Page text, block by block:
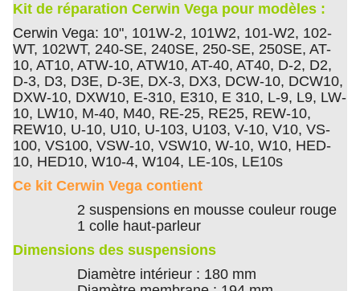
Kit de réparation Cerwin Vega pour modèles :
Cerwin Vega: 10", 101W-2, 101W2, 101-W2, 102-
WT, 102WT, 240-SE, 240SE, 250-SE, 250SE, AT-
10, AT10, ATW-10, ATW10, AT-40, AT40, D-2, D2,
D-3, D3, D3E, D-3E, DX-3, DX3, DCW-10, DCW10,
DXW-10, DXW10, E-310, E310, E 310, L-9, L9, LW-
10, LW10, M-40, M40, RE-25, RE25, REW-10,
REW10, U-10, U10, U-103, U103, V-10, V10, VS-
100, VS100, VSW-10, VSW10, W-10, W10, HED-
10, HED10, W10-4, W104, LE-10s, LE10s
Ce kit Cerwin Vega contient
2 suspensions en mousse couleur rouge
1 colle haut-parleur
Dimensions des suspensions
Diamètre intérieur : 180 mm